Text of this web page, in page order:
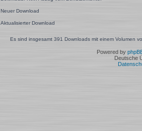
Neuer Download
Aktualisierter Download
Es sind insgesamt 391 Downloads mit einem Volumen
Powered by
Deutsche